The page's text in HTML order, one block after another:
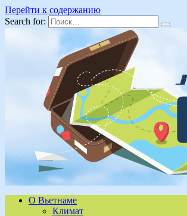
Перейти к содержанию
Search for:
О Вьетнаме
Климат